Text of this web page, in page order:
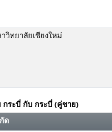
วิทยาลัยเชียงใหม่
ระบี่ กับ กระบี่ (คู่ชาย)
ด